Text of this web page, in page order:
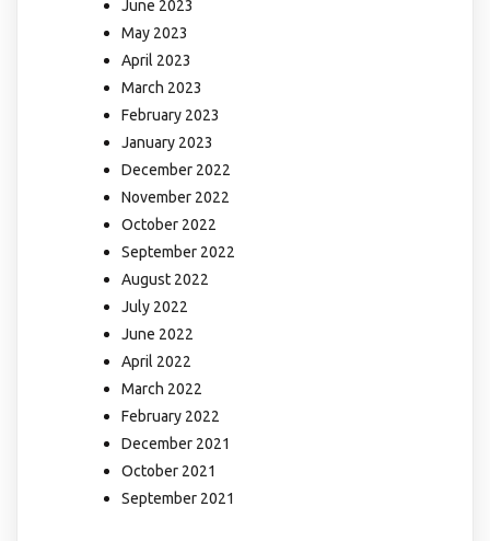
June 2023
May 2023
April 2023
March 2023
February 2023
January 2023
December 2022
November 2022
October 2022
September 2022
August 2022
July 2022
June 2022
April 2022
March 2022
February 2022
December 2021
October 2021
September 2021